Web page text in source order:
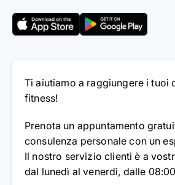
Ti aiutiamo a raggiungere i tuoi
fitness!
Prenota un appuntamento
consulenza personale con un
Il nostro servizio clienti è a
dal lunedì al venerdì, dalle